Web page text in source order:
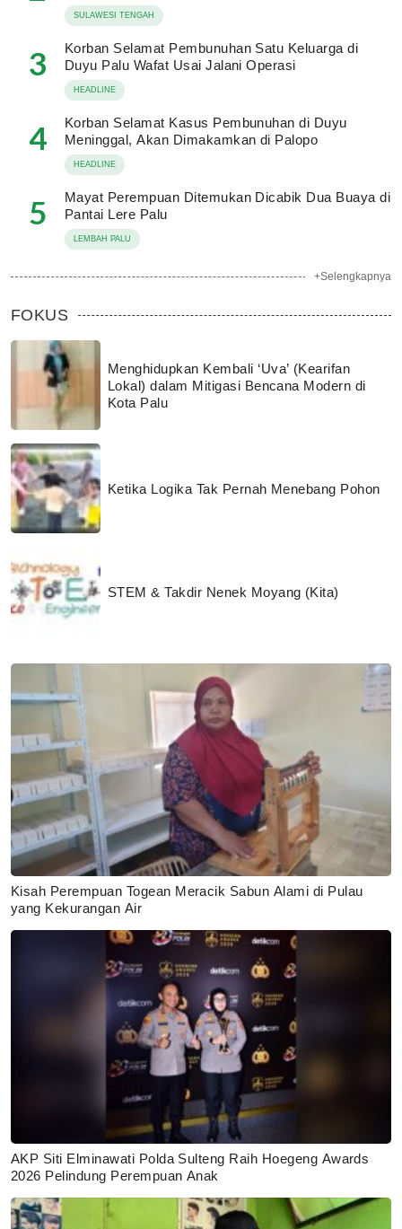
SULAWESI TENGAH
3
Korban Selamat Pembunuhan Satu Keluarga di
Duyu Palu Wafat Usai Jalani Operasi
HEADLINE
4
Korban Selamat Kasus Pembunuhan di Duyu
Meninggal, Akan Dimakamkan di Palopo
HEADLINE
5
Mayat Perempuan Ditemukan Dicabik Dua Buaya di
Pantai Lere Palu
LEMBAH PALU
+Selengkapnya
FOKUS
Menghidupkan Kembali ‘Uva’ (Kearifan
Lokal) dalam Mitigasi Bencana Modern di
Kota Palu
Ketika Logika Tak Pernah Menebang Pohon
STEM & Takdir Nenek Moyang (Kita)
Kisah Perempuan Togean Meracik Sabun Alami di Pulau
yang Kekurangan Air
AKP Siti Elminawati Polda Sulteng Raih Hoegeng Awards
2026 Pelindung Perempuan Anak